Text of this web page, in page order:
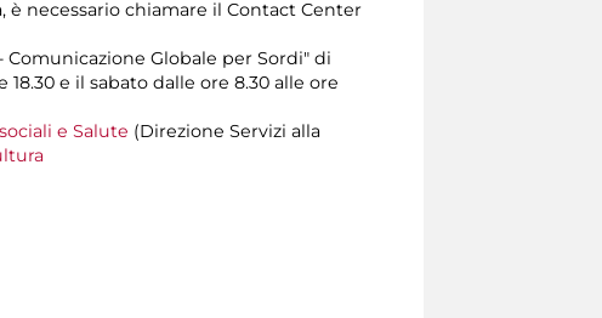
è necessario chiamare il Contact Center
Globale per Sordi" di
e il sabato dalle ore 8.30 alle ore
e Salute (Direzione Servizi alla